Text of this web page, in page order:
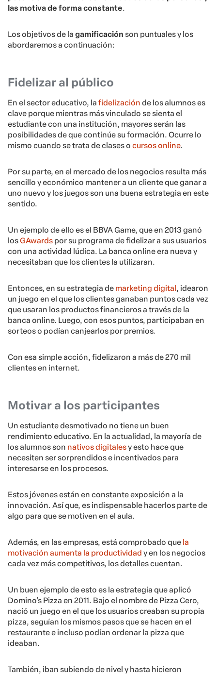
las motiva de forma constante.
Los objetivos de la gamificación son puntuales y los
abordaremos a continuación:
Fidelizar al público
En el sector educativo, la fidelización de los alumnos es
clave porque mientras más vinculado se sienta el
estudiante con una institución, mayores serán las
posibilidades de que continúe su formación. Ocurre lo
mismo cuando se trata de clases o cursos online.
Por su parte, en el mercado de los negocios resulta más
sencillo y económico mantener a un cliente que ganar a
uno nuevo y los juegos son una buena estrategia en este
sentido.
Un ejemplo de ello es el BBVA Game, que en 2013 ganó
losGAwards por su programa de fidelizar a sus usuarios
con una actividad lúdica. La banca online era nueva y
necesitaban que los clientes la utilizaran.
Entonces, en su estrategia de marketing digital , idearon
un juego en el que los clientes ganaban puntos cada vez
que usaran los productos financieros a través de la
banca online. Luego, con esos puntos, participaban en
sorteos o podían canjearlos por premios.
Con esa simple acción, fidelizaron a más de 270 mil
clientes en internet.
Motivar a los participantes
Un estudiante desmotivado no tiene un buen
rendimiento educativo. En la actualidad, la mayoría de
los alumnos son nativos digitalesy esto hace que
necesiten ser sorprendidos e incentivados para
interesarse en los procesos.
Estos jóvenes están en constante exposición a la
innovación. Así que, es indispensable hacerlos parte de
algo para que se motiven en el aula.
Además, en las empresas, está comprobado que la
motivación aumenta la productividad y en los negocios
cada vez más competitivos, los detalles cuentan.
Un buen ejemplo de esto es la estrategia que aplicó
Domino’s Pizza en 2011. Bajo el nombre de Pizza Cero,
nació un juego en el que los usuarios creaban su propia
pizza, seguían los mismos pasos que se hacen en el
restaurante e incluso podían ordenar la pizza que
ideaban.
También, iban subiendo de nivel y hasta hicieron